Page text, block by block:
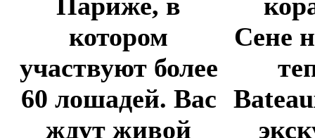
Париже, в
котором
участвуют более
60 лошадей. Вас
ждут живой
Сене